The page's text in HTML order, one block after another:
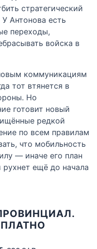
стратегический
Антонова есть
переходы,
войска в
коммуникациям
тот втянется в
Но
готовит новый
редкой
по всем правилам
что мобильность
— иначе его план
ещё до начала